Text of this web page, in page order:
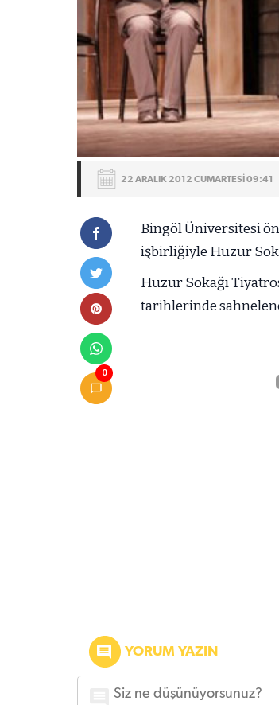
22 ARALIK 2012 CUMARTESİ 09:41
0
Bingöl Üniversitesi
işbirliğiyle Huzur
Huzur Sokağı
tarihlerinde
YORUM YAZIN